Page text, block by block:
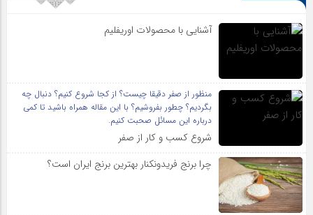
آشنایی با محصولات اوریفلیم
منظور از صفر دقیقا چیست؟ از کجا شروع کنیم؟ دنبال چه
بگردیم؟ چطور بفروشیم؟ با این مقاله همراه باشید تا کمی
درباره این مسائل صحبت کنیم.
شروع کسب و کار از صفر
چرا برنج فریدونکنار بهترین برنج ایران است؟